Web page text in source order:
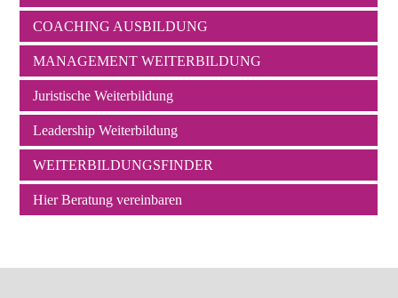
überspringen
COACHING AUSBILDUNG
MANAGEMENT WEITERBILDUNG
Juristische Weiterbildung
Leadership Weiterbildung
WEITERBILDUNGSFINDER
Hier Beratung vereinbaren